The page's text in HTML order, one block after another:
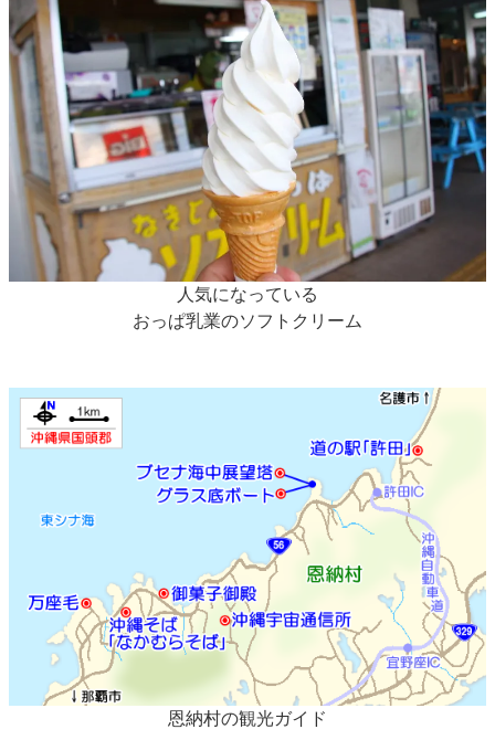
人気になっている
おっぱ乳業のソフトクリーム
恩納村の観光ガイド